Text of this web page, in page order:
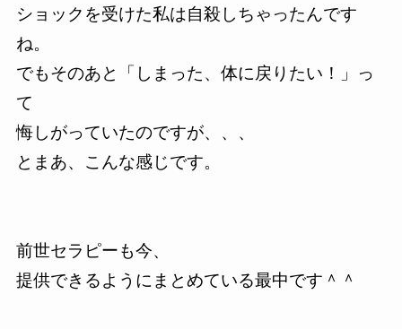
ショックを受けた私は自殺しちゃったんです
ね。
でもそのあと「しまった、体に戻りたい！」っ
て
悔しがっていたのですが、、、
とまあ、こんな感じです。
前世セラピーも今、
提供できるようにまとめている最中です＾＾